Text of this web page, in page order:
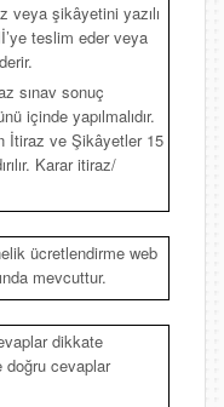
veya şikâyetini yazılı
teslim eder veya
sınav sonuç
içinde yapılmalıdır.
İtiraz ve Şikâyetler 15
Karar itiraz/
ücretlendirme web
mevcuttur.
dikkate
doğru cevaplar